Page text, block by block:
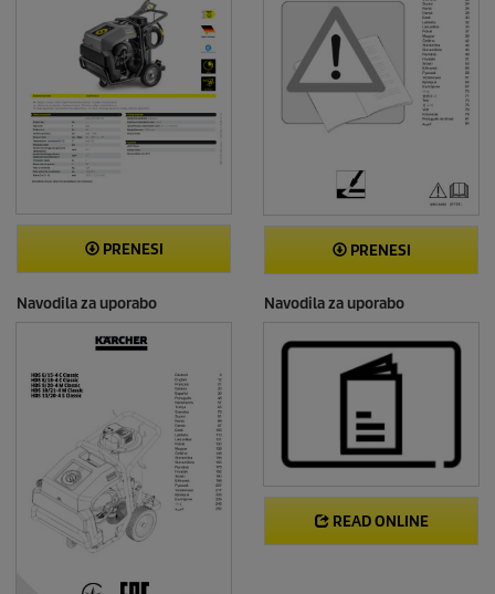
PRENESI PRENESI
Navodila za uporabo Navodila za uporabo
READ ONLINE